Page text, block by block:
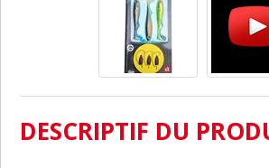
DESCRIPTIF DU